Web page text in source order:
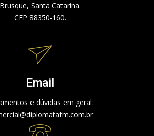
Brusque, Santa Catarina.
CEP 88350-160.
Email
e dúvidas em geral: